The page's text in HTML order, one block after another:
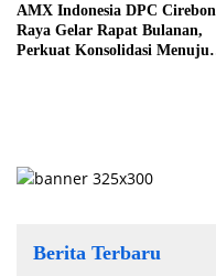
AMX Indonesia DPC Cirebon
Raya Gelar Rapat Bulanan,
Perkuat Konsolidasi Menuju
Berita Terbaru